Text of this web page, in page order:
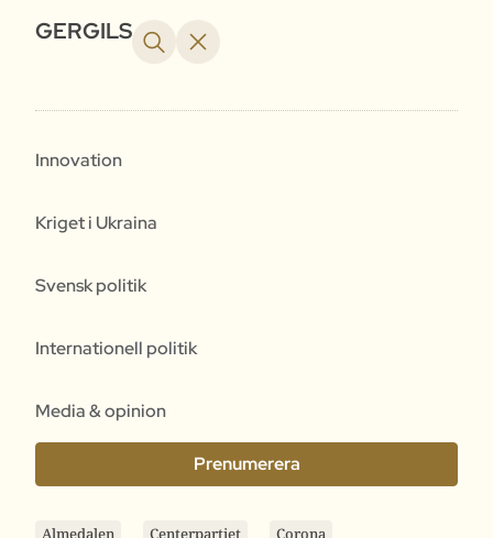
GERGILS
Innovation
Kriget i Ukraina
Svensk politik
Internationell politik
Media & opinion
Prenumerera
Almedalen Centerpartiet Corona